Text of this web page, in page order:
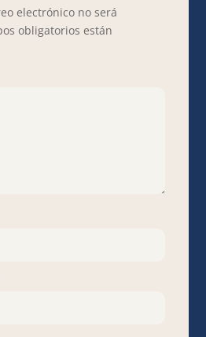
electrónico no será
obligatorios están